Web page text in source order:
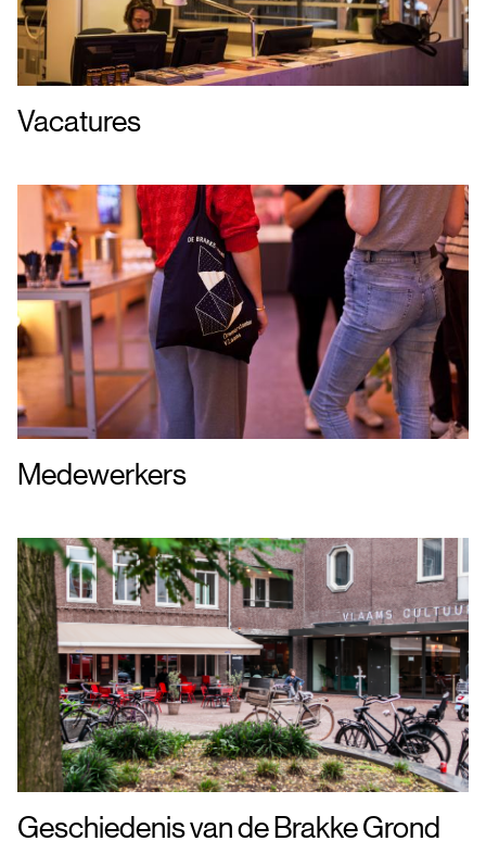
Vacatures
Medewerkers
Geschiedenis van de Brakke Grond